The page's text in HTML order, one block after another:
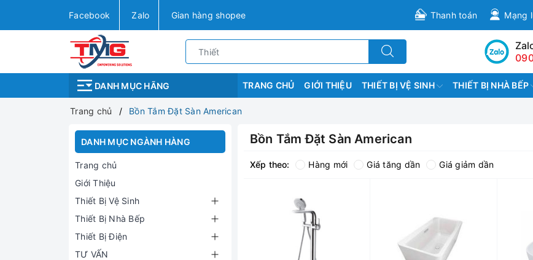
Facebook Zalo Gian hàng shopee Thanh toán Mạng
DANH MỤC HÃNG TRANG CHỦ GIỚI THIỆU THIẾT BỊ VỆ SINH THIẾT BỊ NHÀ BẾP
Trang chủ Bồn Tắm Đặt Sàn American
DANH MỤC NGÀNH HÀNG
Trang chủ
Giới Thiệu
Thiết Bị Vệ Sinh
Thiết Bị Nhà Bếp
Thiết Bị Điện
TƯ VẤN
Bồn Tắm Đặt Sàn American
Xếp theo: Hàng mới Giá tăng dần Giá giảm dần